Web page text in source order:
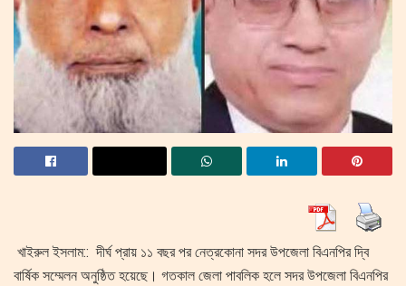
খাইরুল ইসলাম:: দীর্ঘ প্রায় ১১ বছর পর নেত্রকোনা সদর উপজেলা বিএনপির দ্বি
বার্ষিক সম্মেলন অনুষ্ঠিত হয়েছে। গতকাল জেলা পাবলিক হলে সদর উপজেলা বিএনপির